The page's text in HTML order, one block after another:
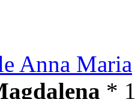
Anna Maria
*